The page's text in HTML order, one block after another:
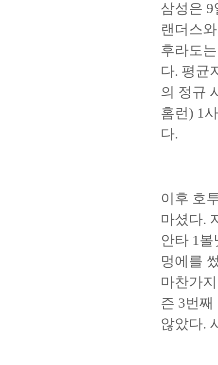
삼성은 9
랜더스
후라도
다. 평균
의 정규
홈런) 1
다.
이후 호
마셨다.
안타 1
멍에를
마찬가
즌 3번
않았다.